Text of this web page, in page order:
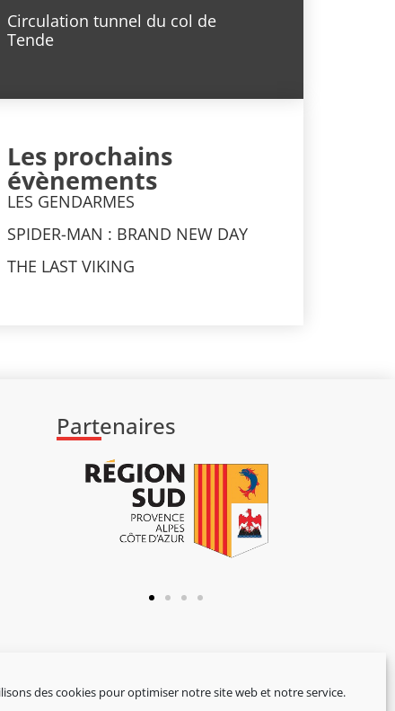
des cookies pour optimiser notre site web et notre service.
Circulation tunnel du col de
Tende
Les prochains
évènements
LES GENDARMES
SPIDER-MAN : BRAND NEW DAY
THE LAST VIKING
Partenaires